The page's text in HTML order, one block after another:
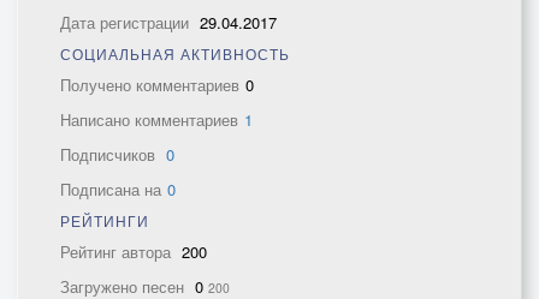
Дата регистрации 29.04.2017
СОЦИАЛЬНАЯ АКТИВНОСТЬ
Получено комментариев 0
Написано комментариев 1
Подписчиков 0
Подписана на 0
РЕЙТИНГИ
Рейтинг автора 200
Загружено песен 0 200